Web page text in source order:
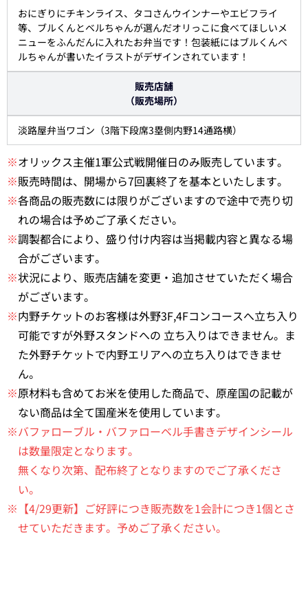
おにぎりにチキンライス、タコさんウインナーやエビフライ
等、ブルくんとベルちゃんが選んだオリっこに食べてほしいメ
ニューをふんだんに入れたお弁当です！包装紙にはブルくんベ
ルちゃんが書いたイラストがデザインされています！
販売店舗
（販売場所）
淡路屋弁当ワゴン（3階下段席3塁側内野14通路横）
※オリックス主催1軍公式戦開催日のみ販売しています。
※販売時間は、開場から7回裏終了を基本といたします。
※各商品の販売数には限りがございますので途中で売り切
れの場合は予めご了承ください。
※調製都合により、盛り付け内容は当掲載内容と異なる場
合がございます。
※状況により、販売店舗を変更・追加させていただく場合
がございます。
※内野チケットのお客様は外野3F,4Fコンコースへ立ち入り
可能ですが外野スタンドへの 立ち入りはできません。ま
た外野チケットで内野エリアへの立ち入りはできませ
ん。
※原材料も含めてお米を使用した商品で、原産国の記載が
ない商品は全て国産米を使用しています。
※バファローブル・バファローベル手書きデザインシール
は数量限定となります。
無くなり次第、配布終了となりますのでご了承くださ
い。
※【4/29更新】ご好評につき販売数を1会計につき1個とさ
せていただきます。予めご了承ください。